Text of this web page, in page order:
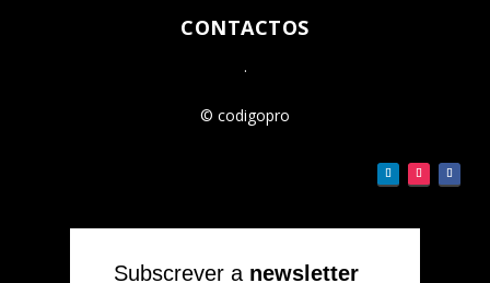
CONTACTOS
.
© codigopro
Subscrever a newsletter